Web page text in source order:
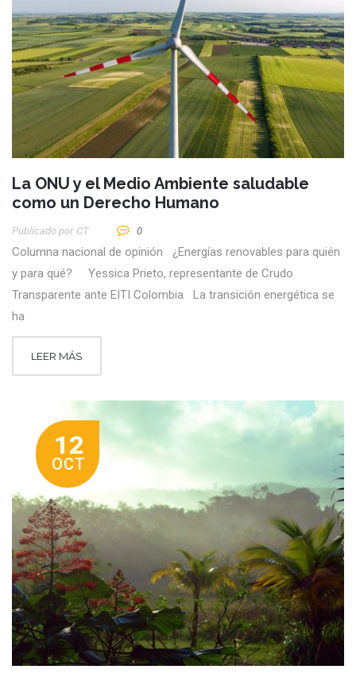
La ONU y el Medio Ambiente saludable
como un Derecho Humano
Publicado por CT 0
Columna nacional de opinión ¿Energías renovables para quién
y para qué? Yessica Prieto, representante de Crudo
Transparente ante EITI Colombia La transición energética se
ha
LEER MÁS
12
OCT